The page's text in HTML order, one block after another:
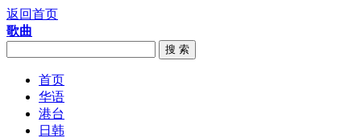
返回首页
歌曲
搜 索
首页
华语
港台
日韩